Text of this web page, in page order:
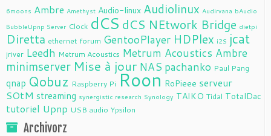
6moons Ambre Amethyst Audio-linux Audiolinux Audirvana bAudio
BubbleUpnp Server Clock dCS dCS NEtwork Bridge dietpi
Diretta ethernet forum GentooPlayer HDPlex i2S jcat
jriver Leedh Metrum Acoustics Metrum Acoustics Ambre
minimserver Mise à jour NAS pachanko Paul Pang
qnap Qobuz Raspberry Pi Roon RoPieee serveur
SOtM streaming synergistic research Synology TAIKO Tidal TotalDac
tutoriel Upnp USB audio Ypsilon
Archivorz